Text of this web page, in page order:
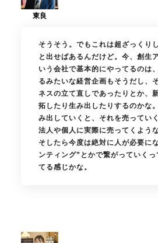
そうそう。でもこれは超ざっくり
と出せばあるんだけど。今、創生
いう会社で基本的にやってるのは
るみたいな経営企画もそうだし、
ネスの立て直しであったりとか、
拓したり生み出したりするのかな
み出していくと、それを売ってい
法人や個人に実際に売ってくよう
そしたら今度は絶対に人が必要に
ンティング”とかで繋がっていく
てる感じかな。